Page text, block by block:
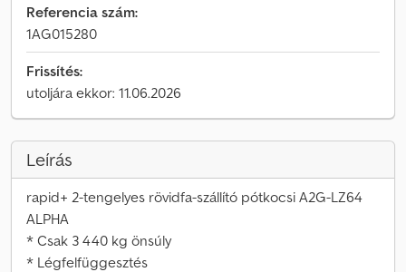
Referencia szám:
1AG015280
Frissítés:
utoljára ekkor: 11.06.2026
Leírás
rapid+ 2-tengelyes rövidfa-szállító pótkocsi A2G-LZ64
ALPHA
* Csak 3 440 kg önsúly
* Légfelfüggesztés